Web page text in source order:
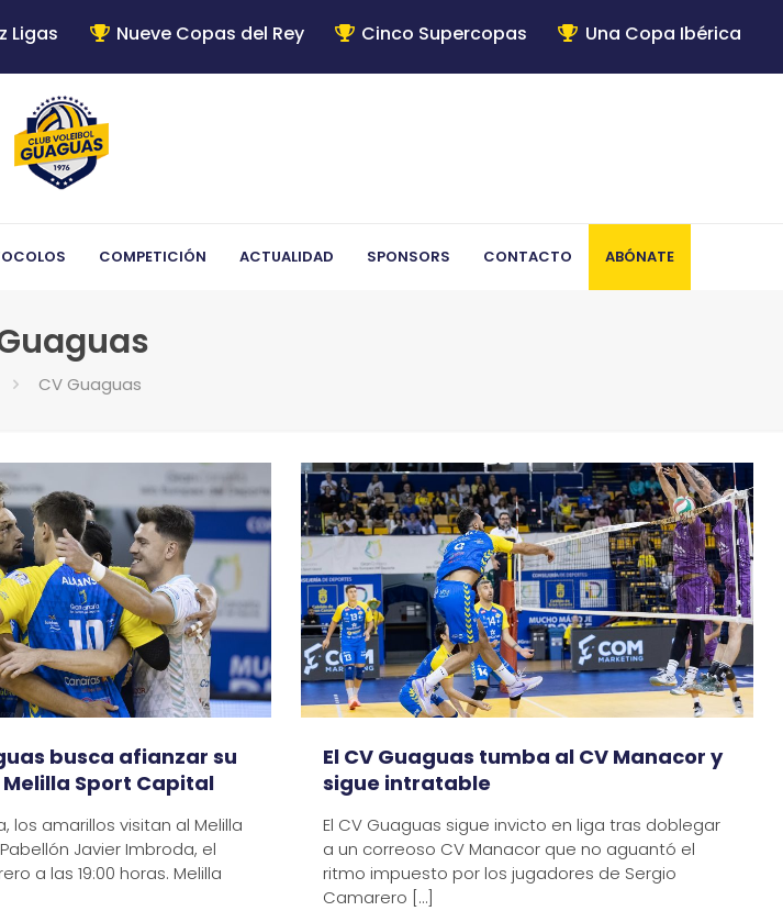
Ligas Nueve Copas del Rey Cinco Supercopas Una Copa Ibérica
COMPETICIÓN ACTUALIDAD SPONSORS CONTACTO ABÓNATE
CV Guaguas
busca afianzar su
Sport Capital
los amarillos visitan al Melilla
Javier Imbroda, el
a las 19:00 horas. Melilla
El CV Guaguas tumba al CV Manacor y
sigue intratable
El CV Guaguas sigue invicto en liga tras doblegar
a un correoso CV Manacor que no aguantó el
ritmo impuesto por los jugadores de Sergio
Camarero […]